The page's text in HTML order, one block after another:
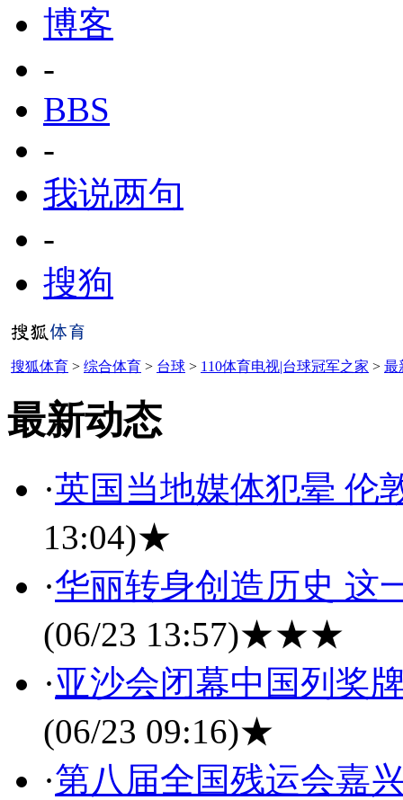
博客
-
BBS
-
我说两句
-
搜狗
搜狐体育 > 综合体育 > 台球 > 110体育电视|台球冠军之家 > 最
最新动态
·英国当地媒体犯晕 伦
13:04)★
·华丽转身创造历史 这
(06/23 13:57)★★★
·亚沙会闭幕中国列奖
(06/23 09:16)★
·第八届全国残运会嘉